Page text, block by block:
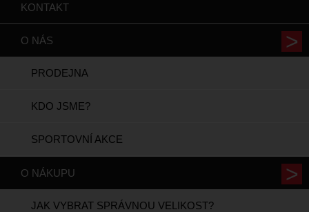
KONTAKT
O NÁS
PRODEJNA
KDO JSME?
SPORTOVNÍ AKCE
O NÁKUPU
JAK VYBRAT SPRÁVNOU VELIKOST?